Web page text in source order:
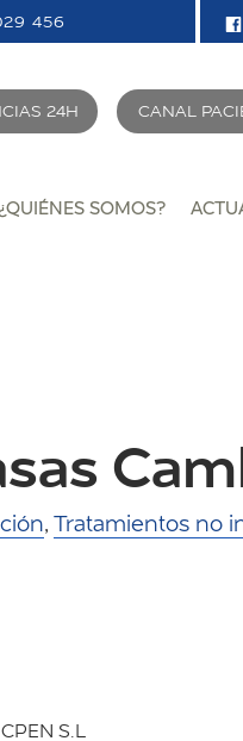
456
24H CANAL
SOMOS?
,Tratamientos no
S.L